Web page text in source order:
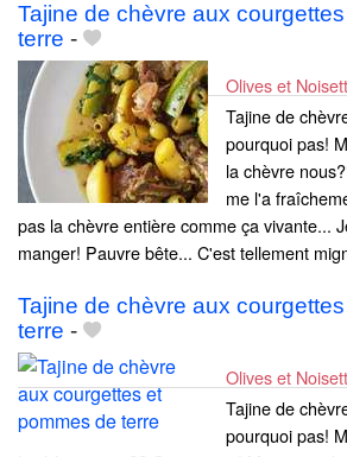
Tajine de chèvre aux
terre -
Olives et
Tajine de
pourquoi pas!
la chèvre
me l'a
pas la chèvre entière comme ça vivante...
manger! Pauvre bête... C'est tellement
Tajine de chèvre aux
terre -
Olives et
Tajine de
pourquoi pas!